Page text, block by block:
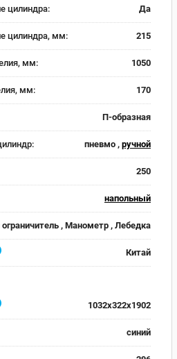
цилиндра: Да
цилиндра, мм: 215
мм: 1050
мм: 170
П-образная
пневмо , ручной
250
напольный
ограничитель , Манометр , Лебедка
Китай
1032x322x1902
синий